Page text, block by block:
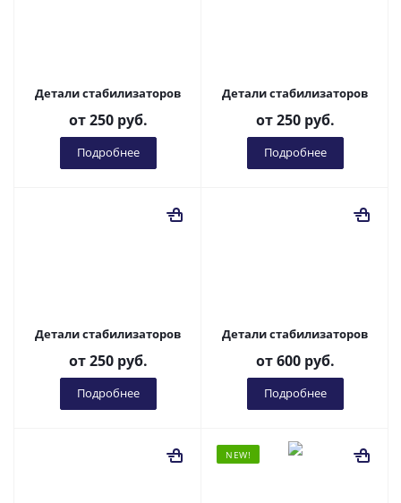
Детали стабилизаторов
от250 руб.
Подробнее
Детали стабилизаторов
от250 руб.
Подробнее
Детали стабилизаторов
от250 руб.
Подробнее
Детали стабилизаторов
от600 руб.
Подробнее
NEW!